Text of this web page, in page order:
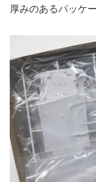
厚みのあるパッケ